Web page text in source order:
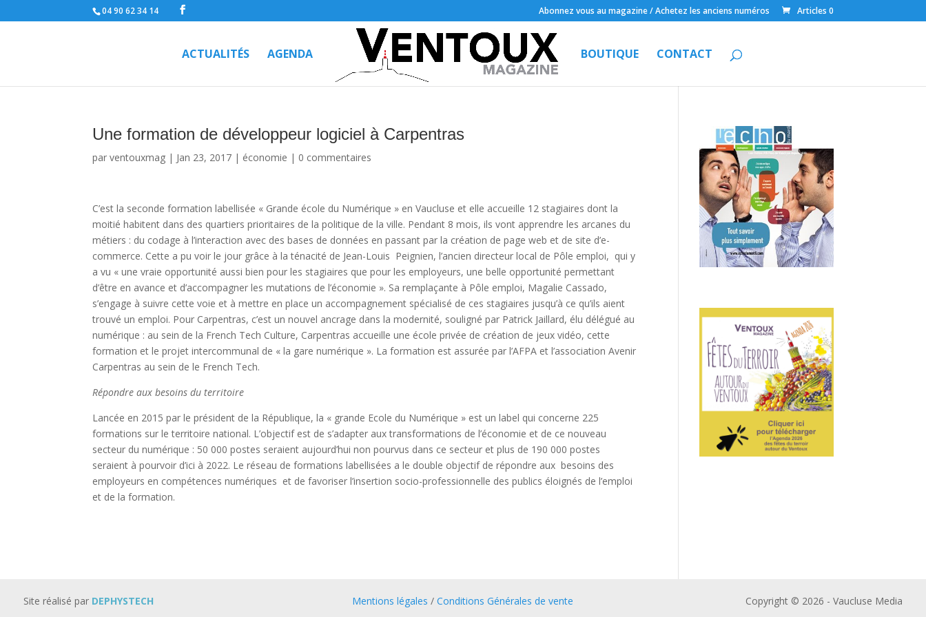
04 90 62 34 14 Abonnez vous au magazine / Achetez les anciens numéros Articles 0
ACTUALITÉS AGENDA BOUTIQUE CONTACT
Une formation de développeur logiciel à Carpentras
parventouxmag | Jan 23, 2017 | économie | 0 commentaires
C’est la seconde formation labellisée « Grande école du Numérique » en Vaucluse et elle accueille 12 stagiaires dont la
moitié habitent dans des quartiers prioritaires de la politique de la ville. Pendant 8 mois, ils vont apprendre les arcanes du
métiers : du codage à l’interaction avec des bases de données en passant par la création de page web et de site d’e-
commerce. Cette a pu voir le jour grâce à la ténacité de Jean-Louis Peignien, l’ancien directeur local de Pôle emploi, qui y
a vu « une vraie opportunité aussi bien pour les stagiaires que pour les employeurs, une belle opportunité permettant
d’être en avance et d’accompagner les mutations de l’économie ». Sa remplaçante à Pôle emploi, Magalie Cassado,
s’engage à suivre cette voie et à mettre en place un accompagnement spécialisé de ces stagiaires jusqu’à ce qu’ils aient
trouvé un emploi. Pour Carpentras, c’est un nouvel ancrage dans la modernité, souligné par Patrick Jaillard, élu délégué au
numérique : au sein de la French Tech Culture, Carpentras accueille une école privée de création de jeux vidéo, cette
formation et le projet intercommunal de « la gare numérique ». La formation est assurée par l’AFPA et l’association Avenir
Carpentras au sein de le French Tech.
Répondre aux besoins du territoire
Lancée en 2015 par le président de la République, la « grande Ecole du Numérique » est un label qui concerne 225
formations sur le territoire national. L’objectif est de s’adapter aux transformations de l’économie et de ce nouveau
secteur du numérique : 50 000 postes seraient aujourd’hui non pourvus dans ce secteur et plus de 190 000 postes
seraient à pourvoir d’ici à 2022. Le réseau de formations labellisées a le double objectif de répondre aux besoins des
employeurs en compétences numériques et de favoriser l’insertion socio-professionnelle des publics éloignés de l’emploi
et de la formation.
Site réalisé par DEPHYSTECH Mentions légales /Conditions Générales de vente Copyright © 2026 - Vaucluse Media